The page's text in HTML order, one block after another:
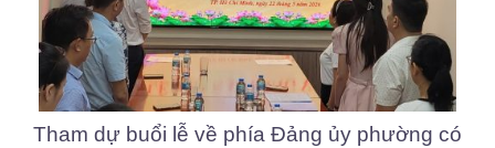
Tham dự buổi lễ về phía Đảng ủy phường có